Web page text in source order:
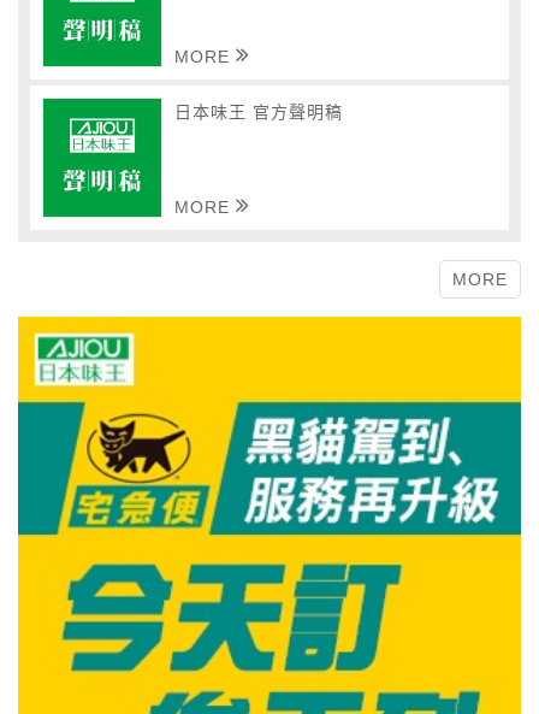
MORE
日本味王 官方聲明稿
MORE
MORE